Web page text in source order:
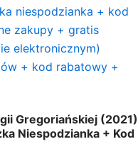
Gregoriańskiej (2021)
Niespodzianka + Kod